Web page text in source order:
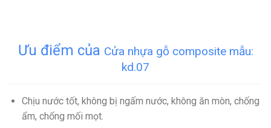
Ưu điểm của Cửa nhựa gỗ composite mẫu:
kd.07
Chịu nước tốt, không bị ngấm nước, không ăn mòn, chống
ẩm, chống mối mọt.